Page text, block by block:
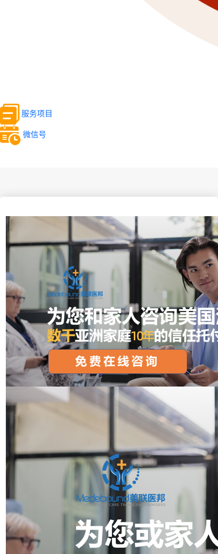
服务项目
微信号